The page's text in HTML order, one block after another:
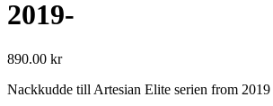
2019-
890.00 kr
Nackkudde till Artesian Elite serien from 2019